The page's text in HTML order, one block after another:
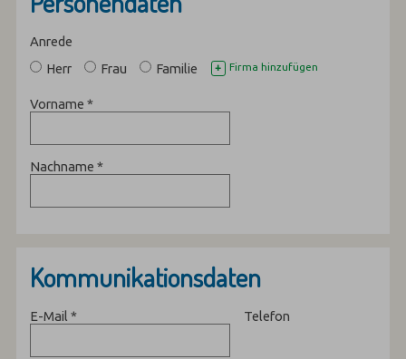
Anrede
Herr
Frau Familie + Firma hinzufügen
Vorname*
Nachname*
Kommunikationsdaten
E-Mail* Telefon